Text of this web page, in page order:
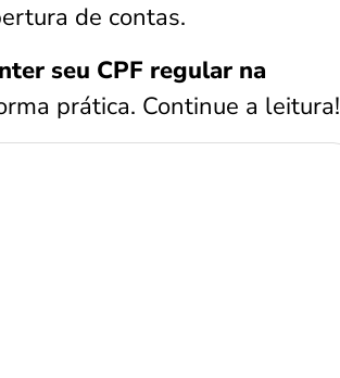
de contas.
seu CPF regular na
prática. Continue a leitura!